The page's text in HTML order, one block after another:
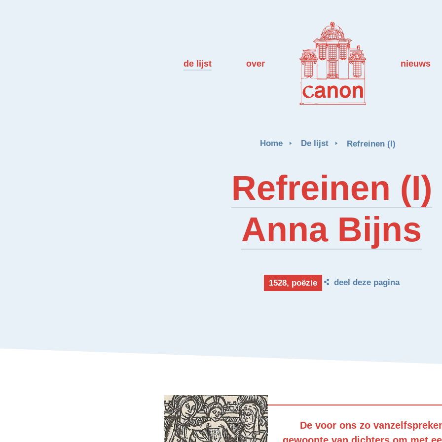
de lijst over nieuws
Home De lijst Refreinen (I)
Refreinen (I)
Anna Bijns
1528, poëzie deel deze pagina
De voor ons zo